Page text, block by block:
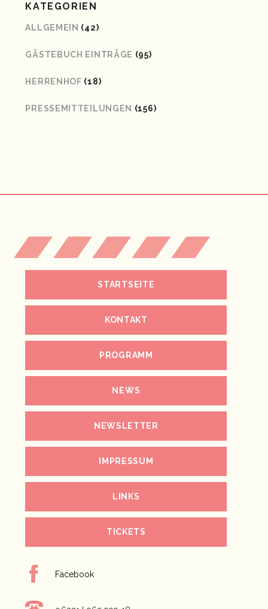
KATEGORIEN
ALLGEMEIN (42)
GÄSTEBUCH EINTRÄGE (95)
HERRENHOF (18)
PRESSEMITTEILUNGEN (156)
STARTSEITE
KONTAKT
PROGRAMM
NEWS
NEWSLETTER
IMPRESSUM
LINKS
TICKETS
Facebook